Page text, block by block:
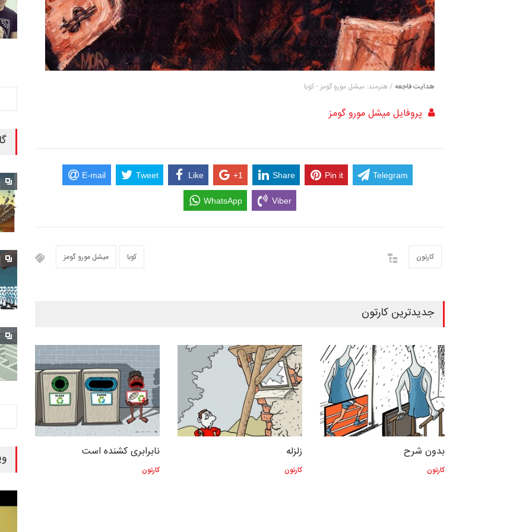
هدایت فاجعه / هنرمند: میشل مورو گومز - کوبا
پروفایل میشل مورو گومز
E-mail Tweet Like +1 Share Pin it Telegram
WhatsApp Viber
میشل مورو گومز کوبا کارتون
جدیدترین کارتون
نابرابری کشنده است
کارتون
زلزله
کارتون
بدون شرح
کارتون